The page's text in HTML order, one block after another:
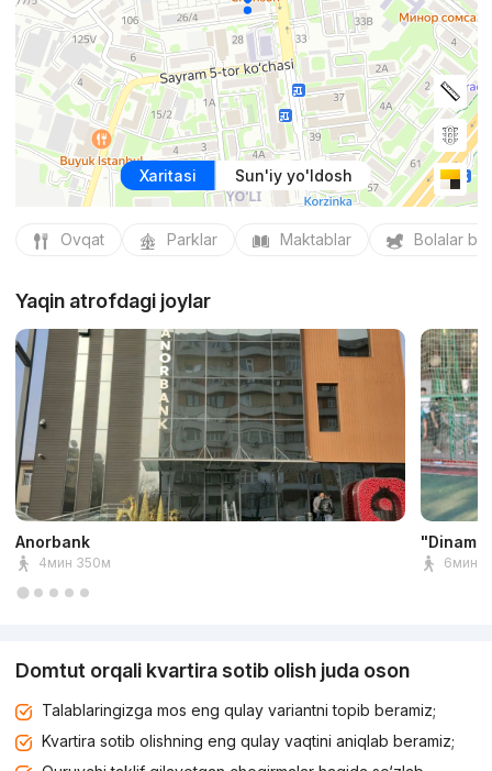
Xaritasi Sun'iy yo'ldosh
Ovqat Parklar Maktablar Bolalar
Yaqin atrofdagi joylar
Anorbank
4мин 350м 6мин
Domtut orqali kvartira sotib olish juda oson
Talablaringizga mos eng qulay variantni topib beramiz;
Kvartira sotib olishning eng qulay vaqtini aniqlab beramiz;